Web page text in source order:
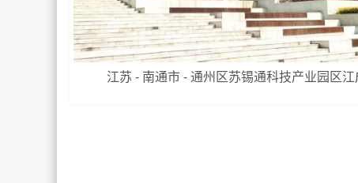
江苏 - 南通市 - 通州区苏锡通科技产业园区江